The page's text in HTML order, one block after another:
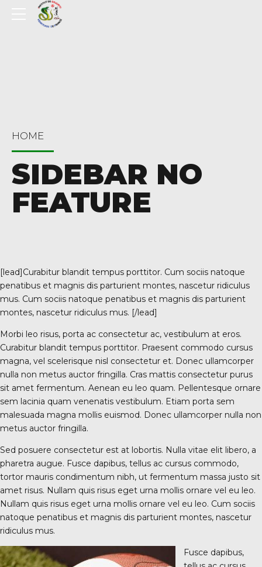
HOME
SIDEBAR NO
FEATURE
[lead]Curabitur blandit tempus porttitor. Cum sociis natoque
penatibus et magnis dis parturient montes, nascetur ridiculus
mus. Cum sociis natoque penatibus et magnis dis parturient
montes, nascetur ridiculus mus. [/lead]
Morbi leo risus, porta ac consectetur ac, vestibulum at eros.
Curabitur blandit tempus porttitor. Praesent commodo cursus
magna, vel scelerisque nisl consectetur et. Donec ullamcorper
nulla non metus auctor fringilla. Cras mattis consectetur purus
sit amet fermentum. Aenean eu leo quam. Pellentesque ornare
sem lacinia quam venenatis vestibulum. Etiam porta sem
malesuada magna mollis euismod. Donec ullamcorper nulla non
metus auctor fringilla.
Sed posuere consectetur est at lobortis. Nulla vitae elit libero, a
pharetra augue. Fusce dapibus, tellus ac cursus commodo,
tortor mauris condimentum nibh, ut fermentum massa justo sit
amet risus. Nullam quis risus eget urna mollis ornare vel eu leo.
Nullam quis risus eget urna mollis ornare vel eu leo. Cum sociis
natoque penatibus et magnis dis parturient montes, nascetur
ridiculus mus.
Fusce dapibus,